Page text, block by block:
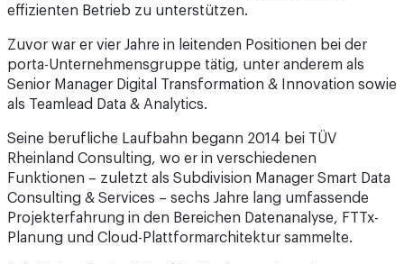
effizienten Betrieb zu unterstützen.
Zuvor war er vier Jahre in leitenden Positionen bei der
porta-Unternehmensgruppe tätig, unter anderem als
Senior Manager Digital Transformation & Innovation sowie
als Teamlead Data & Analytics.
Seine berufliche Laufbahn begann 2014 bei TÜV
Rheinland Consulting, wo er in verschiedenen
Funktionen – zuletzt als Subdivision Manager Smart Data
Consulting & Services – sechs Jahre lang umfassende
Projekterfahrung in den Bereichen Datenanalyse, FTTx-
Planung und Cloud-Plattformarchitektur sammelte.